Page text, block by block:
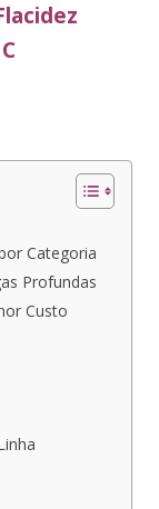
Categoria
Profundas
Custo